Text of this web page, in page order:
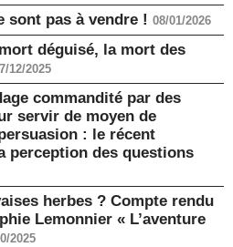
sont pas à vendre ! 08/01/2026
déguisé, la mort des
12/2025
commandité par des
servir de moyen de
: le récent
perception des questions
herbes ? Compte rendu
Lemonnier « L’aventure
2025